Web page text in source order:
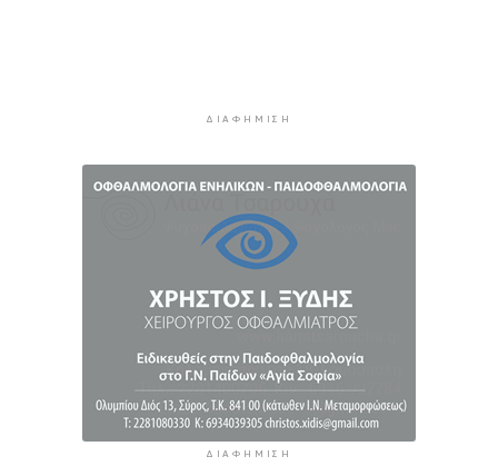
της 38χρονης Βρετανίδας στην Κυψέλη
6 ώρες 28 λεπτά πρίν
ΔΙΑΦΉΜΙΣΗ
ΔΙΑΦΉΜΙΣΗ